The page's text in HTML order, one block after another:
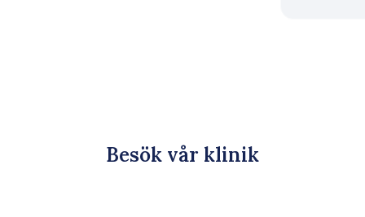
Besök vår klinik